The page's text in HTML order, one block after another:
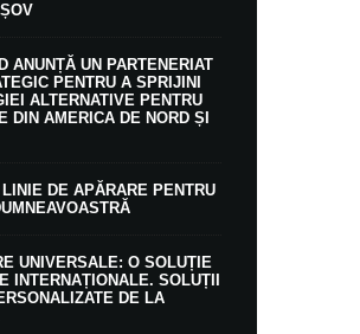
ANUNȚĂ UN PARTENERIAT
PENTRU A SPRIJINI
ALTERNATIVE PENTRU
DIN AMERICA DE NORD ȘI
DE APĂRARE PENTRU
UNIVERSALE: O SOLUȚIE
INTERNAȚIONALE. SOLUȚII
DE LA